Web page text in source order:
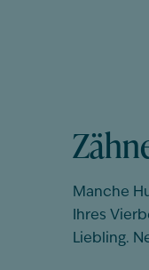
Manche
Ihres
Liebling.